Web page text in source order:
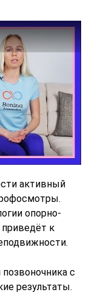
активный
опорно-
приведёт к
с
результаты.